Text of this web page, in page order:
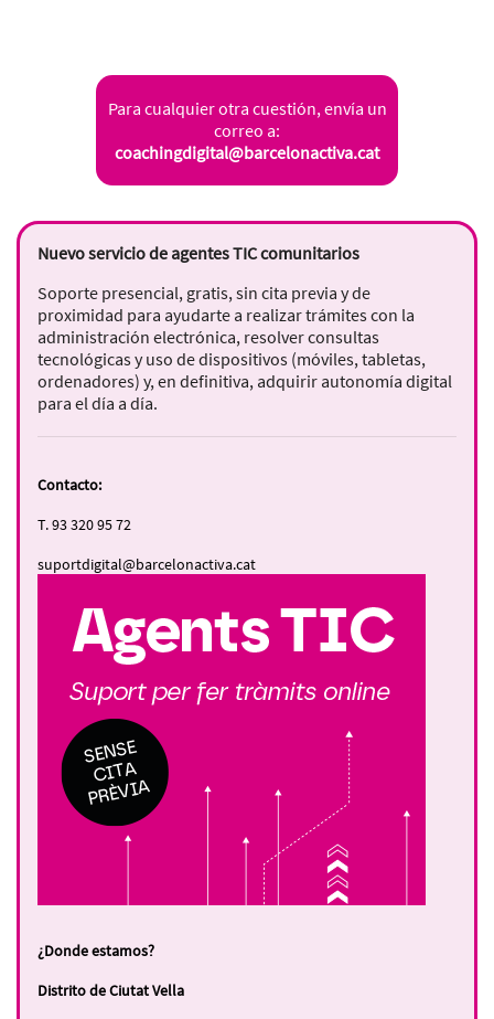
Para cualquier otra cuestión, envía un
correo a:
coachingdigital@barcelonactiva.cat
Nuevo servicio de agentes TIC comunitarios
Soporte presencial, gratis, sin cita previa y de
proximidad para ayudarte a realizar trámites con la
administración electrónica, resolver consultas
tecnológicas y uso de dispositivos (móviles, tabletas,
ordenadores) y, en definitiva, adquirir autonomía digital
para el día a día.
Contacto:
T. 93 320 95 72
suportdigital@barcelonactiva.cat
¿Donde estamos?
Distrito de Ciutat Vella